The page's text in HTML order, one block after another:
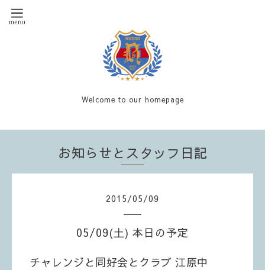
Welcome to our homepage
お知らせとスタッフ日記
2015/05/09
05/09(土) 本日の予定
チャレンジと同好会とクラブ 江原中